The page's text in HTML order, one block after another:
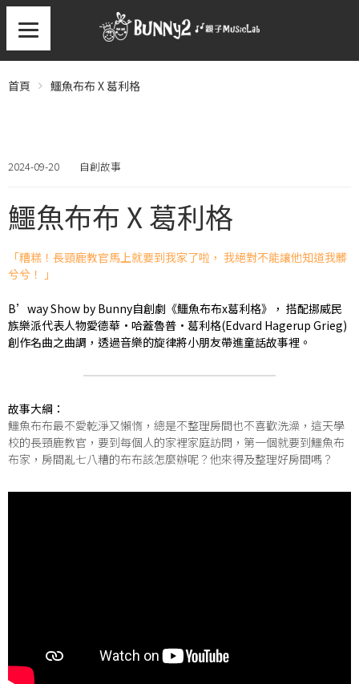
首頁 鱷魚布布 X 葛利格
2024-09-20 自創故事
鱷魚布布 X 葛利格
「糟糕！長頸鹿教官馬上就要到我家了啦， 我絕對不能讓他知道我髒
兮兮！ 」
B’way Show by Bunny自創劇《鱷魚布布x葛利格》， 搭配挪威民
族樂派代表人物愛德華·哈蓋魯普·葛利格(Edvard Hagerup Grieg)
創作名曲之曲調，透過音樂的旋律將小朋友帶進童話故事裡。
故事大綱：
鱷魚布布最不愛乾淨又懶惰，總是不整理房間也不喜歡洗澡，這天學
校的長頸鹿教官，要到每個人的家裡家庭訪問，第一個就要到鱷魚布
布家，房間亂七八糟的布布該怎麼辦呢？他來得及整理好房間嗎？